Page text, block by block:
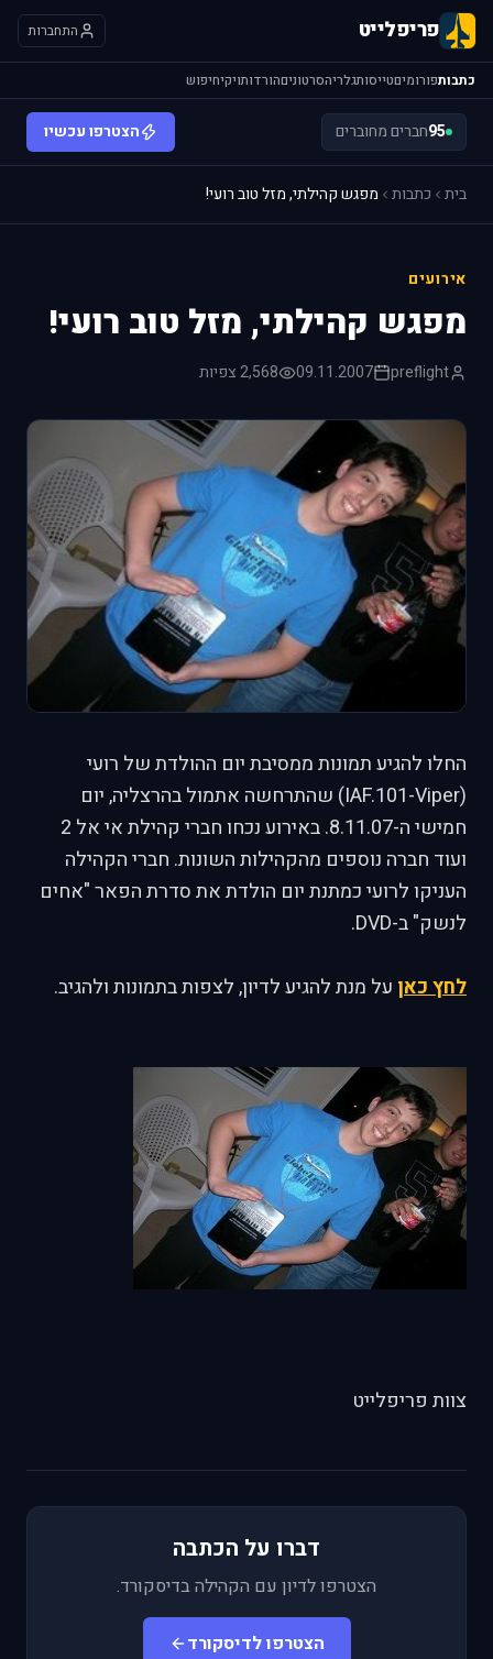
פריפלייט התחברות
כתבותפורומיםטייסותגלריהסרטוניםהורדותויקיחיפוש
95חברים מחוברים הצטרפו עכשיו
בית כתבות מפגש קהילתי, מזל טוב רועי!
אירועים
מפגש קהילתי, מזל טוב רועי!
preflight
09.11.2007 2,568 צפיות
החלו להגיע תמונות ממסיבת יום ההולדת של רועי
(IAF.101-Viper) שהתרחשה אתמול בהרצליה, יום
חמישי ה-8.11.07. באירוע נכחו חברי קהילת אי אל 2
ועוד חברה נוספים מהקהילות השונות. חברי הקהילה
העניקו לרועי כמתנת יום הולדת את סדרת הפאר "אחים
לנשק" ב-DVD.
לחץ כאן על מנת להגיע לדיון, לצפות בתמונות ולהגיב.
צוות פריפלייט
דברו על הכתבה
הצטרפו לדיון עם הקהילה בדיסקורד.
הצטרפו לדיסקורד